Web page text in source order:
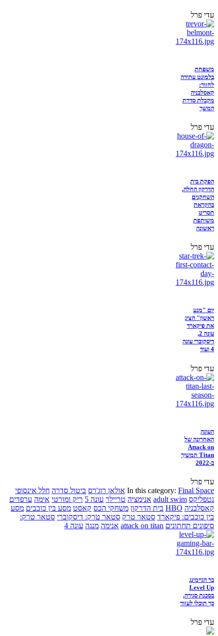
עדי פרל
משפחת
בלמונט עתידה
לחזור:
קאסלבניה
מקבלת סדרת
המשך
עדי פרל
הפקת בית
הדרקון החלה,
השחקנים
בהקראת
תסריט
משותפת
ראשונה
עדי פרל
יום "מגע
ראשון" הציג
את פיקארד
עונה 2,
דיסקוברי עונה
4 ועוד
עדי פרל
העונה
האחרונה של
Attack on
Titan תמשיך
ב-2022
עדי פרל
In this category: Final Space אולאן רוג'רס ביטול סדרה חלל אינסופי
נטפליקס adult swim אנימציה טריילר עונה 5 ריק ומורטי אימה ערפדים
קאסלבניה HBO בית הדרקון משחקי הכס קאסט מסע בין כוכבים מסע
בין כוכבים: פיקארד סטאר טרק סטאר טרק: דיסקוברי סטאר טרק:
סיפונים תחתונים attack on titan אנימה מנגה עונה 4
בר הגיימינג
Level Up
בסכנת סגירה,
כך תוכלו לעזור
עדי פרל